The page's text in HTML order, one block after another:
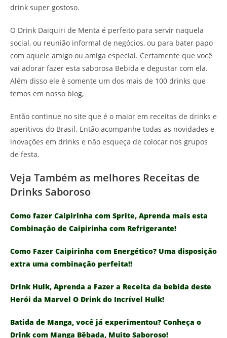
drink super gostoso.
O Drink Daiquiri de Menta é perfeito para servir naquela
social, ou reunião informal de negócios, ou para bater papo
com aquele amigo ou amiga especial. Certamente que você
vai adorar fazer esta saborosa Bebida e degustar com ela.
Além disso ele é somente um dos mais de 100 drinks que
temos em nosso blog,
Então continue no site que é o maior em receitas de drinks e
aperitivos do Brasil. Então acompanhe todas as novidades e
inovações em drinks e não esqueça de colocar nos grupos
de festa.
Veja Também as melhores Receitas de
Drinks Saboroso
Como fazer Caipirinha com Sprite, Aprenda mais esta
Combinação de Caipirinha com Refrigerante!
Como Fazer Caipirinha com Energético? Uma disposição
extra uma combinação perfeita!!
Drink Hulk, Aprenda a Fazer a Receita da bebida deste
Herói da Marvel O Drink do Incrível Hulk!
Batida de Manga, você já experimentou? Conheça o
Drink com Manga Bêbada, Muito Saboroso!